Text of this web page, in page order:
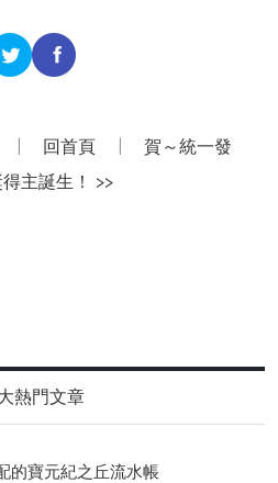
回首頁
賀～統一發
主誕生！ >>
熱門文章
的寶元紀之丘流水帳